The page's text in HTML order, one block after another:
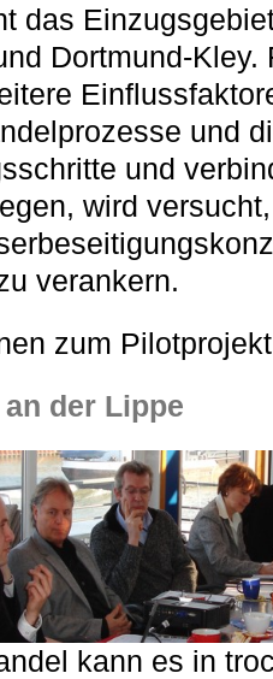
das
Dortmund-
und
und
wird
verankern.
zum
der Lippe
kann es in